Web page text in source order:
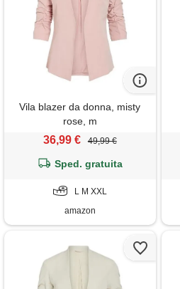
Vila blazer da donna, misty
rose, m
36,99 € 49,99 €
Sped. gratuita
L M XXL
amazon